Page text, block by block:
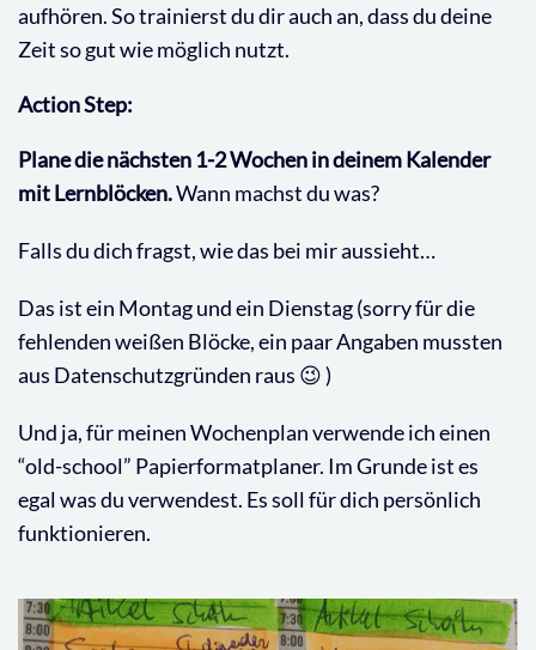
aufhören. So trainierst du dir auch an, dass du deine
Zeit so gut wie möglich nutzt.
Action Step:
Plane die nächsten 1-2 Wochen in deinem Kalender
mit Lernblöcken.Wann machst du was?
Falls du dich fragst, wie das bei mir aussieht…
Das ist ein Montag und ein Dienstag (sorry für die
fehlenden weißen Blöcke, ein paar Angaben mussten
aus Datenschutzgründen raus 😉 )
Und ja, für meinen Wochenplan verwende ich einen
“old-school” Papierformatplaner. Im Grunde ist es
egal was du verwendest. Es soll für dich persönlich
funktionieren.